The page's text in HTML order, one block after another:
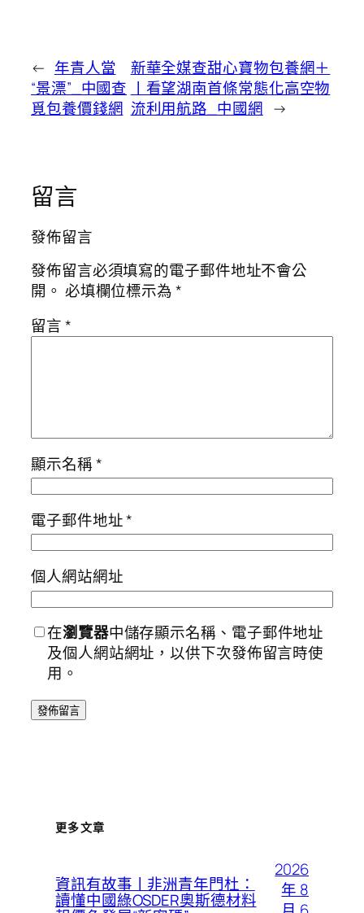
← 年青人當
“景漂”_中國查
覓包養價錢網
新華全媒查甜心寶物包養網＋
丨看望湖南首條常態化高空物
流利用航路_中國網 →
留言
發佈留言
發佈留言必須填寫的電子郵件地址不會公
開。 必填欄位標示為*
留言*
顯示名稱*
電子郵件地址*
個人網站網址
在瀏覽器中儲存顯示名稱、電子郵件地址
及個人網站網址，以供下次發佈留言時使
用。
更多文章
資訊有故事丨非洲青年門杜：
讀懂中國綠OSDER奧斯德材料
2026
年 8